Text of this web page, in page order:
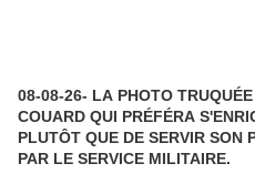
08-08-26- LA PHOTO TRUQUÉE D'UN
COUARD QUI PRÉFÉRA
PLUTÔT QUE DE SERVIR SON
PAR LE SERVICE MILITAIRE.